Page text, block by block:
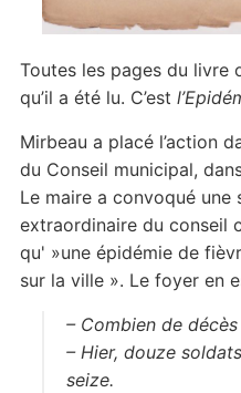
Toutes les pages du livre
qu’il a été lu. C’est
Mirbeau a placé l’action
du Conseil municipal,
Le maire a convoqué une
extraordinaire du conseil
qu' »une épidémie de
sur la ville ». Le foyer en
– Combien de décès
– Hier, douze
seize.